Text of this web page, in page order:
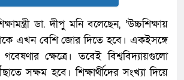
ডা. দীপু মনি বলেছেন, ‘উচ্চশিক্ষায়
এখন বেশি জোর দিতে হবে। একইসঙ্গে
ক্ষেত্রে। তবেই বিশ্ববিদ্যায়গুলো
সক্ষম হবে। শিক্ষার্থীদের সংখ্যা দিয়ে